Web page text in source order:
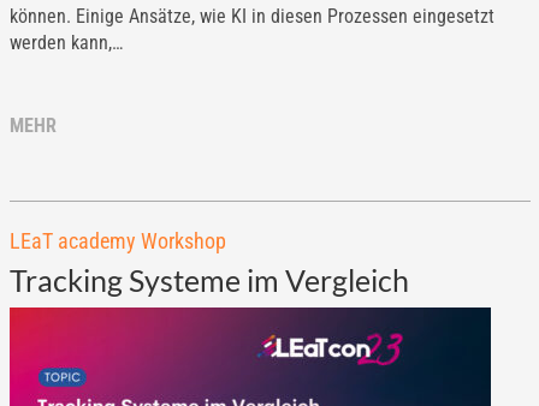
können. Einige Ansätze, wie KI in diesen Prozessen eingesetzt
werden kann,…
MEHR
LEaT academy Workshop
Tracking Systeme im Vergleich